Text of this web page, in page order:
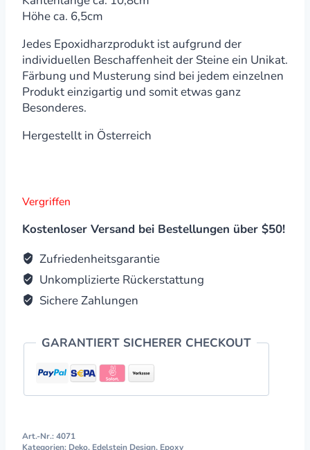
Höhe ca. 6,5cm
Jedes Epoxidharzprodukt ist aufgrund der
individuellen Beschaffenheit der Steine ein Unikat.
Färbung und Musterung sind bei jedem einzelnen
Produkt einzigartig und somit etwas ganz
Besonderes.
Hergestellt in Österreich
Vergriffen
Kostenloser Versand bei Bestellungen über $50!
Zufriedenheitsgarantie
Unkomplizierte Rückerstattung
Sichere Zahlungen
GARANTIERT SICHERER CHECKOUT
Art.-Nr.:4071
Kategorien: Deko, Edelstein Design, Epoxy